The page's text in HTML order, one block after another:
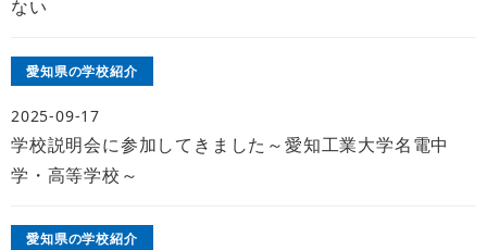
ない
愛知県の学校紹介
学校説明会に参加してきました～愛知工業大学名電中
学・高等学校～
2025-09-17
愛知県の学校紹介